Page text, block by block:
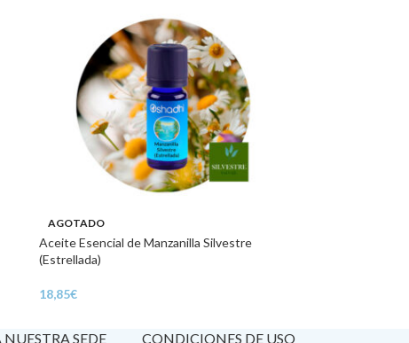
AGOTADO
Aceite Esencial de Manzanilla Silvestre
(Estrellada)
18,85€
SEDE CONDICIONES DE USO